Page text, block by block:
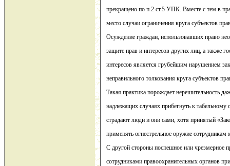
прекращено по п.2 ст.5 УПК. Вместе с тем в
место случаи ограничения круга субъектов
Осуждение граждан, использовавших право
защите прав и интересов других лиц, а также
интересов является грубейшим нарушением
неправильного толкования круга субъектов
Такая практика порождает нерешительность
надлежащих случаях прибегнуть к табельному
страдают люди и они сами, хотя принятый
применять огнестрельное оружие сотрудникам
С другой стороны поспешное или чрезмерное
сотрудниками правоохранительных органов